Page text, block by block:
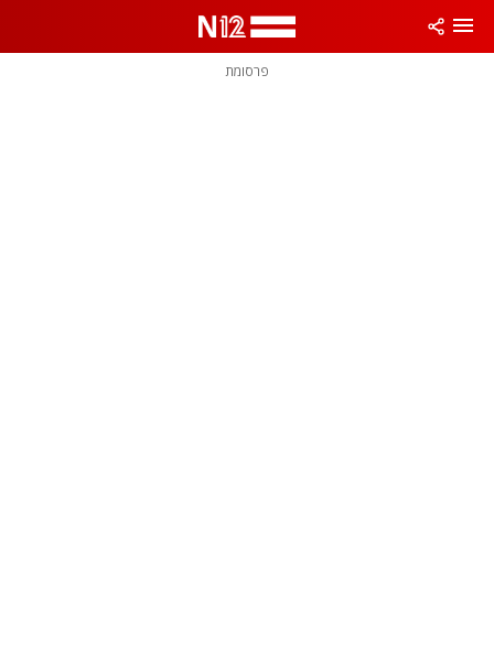
פרסומת